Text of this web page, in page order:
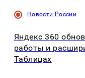
Новости России
Яндекс 360
работы и
Таблицах